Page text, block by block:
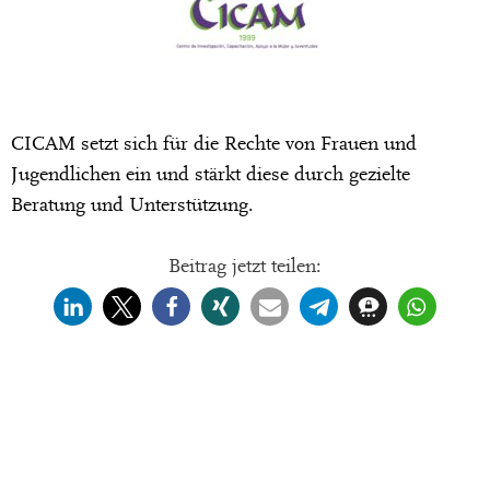
CICAM setzt sich für die Rechte von Frauen und
Jugendlichen ein und stärkt diese durch gezielte
Beratung und Unterstützung.
Beitrag jetzt teilen: